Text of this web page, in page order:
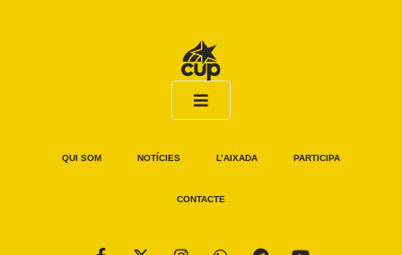
QUI SOM NOTÍCIES L’AIXADA PARTICIPA
CONTACTE